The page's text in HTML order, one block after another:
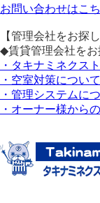
お問い合わせはこ
【管理会社をお探
◆賃貸管理会社を
・タキナミネクス
・空室対策について
・管理システムに
・オーナー様から